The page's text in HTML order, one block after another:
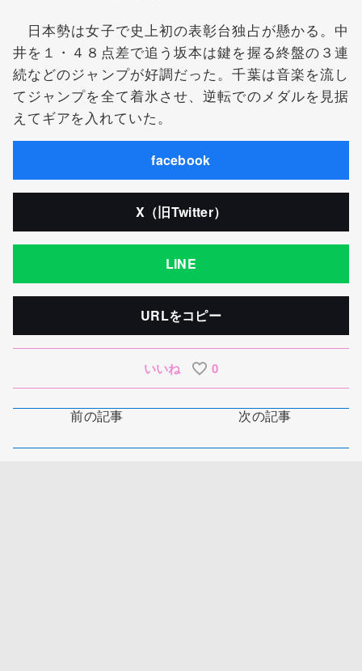
日本勢は女子で史上初の表彰台独占が懸かる。中
井を１・４８点差で追う坂本は鍵を握る終盤の３連
続などのジャンプが好調だった。千葉は音楽を流し
てジャンプを全て着氷させ、逆転でのメダルを見据
えてギアを入れていた。
facebook
X（旧Twitter）
LINE
URLをコピー
いいね 0
前の記事 次の記事